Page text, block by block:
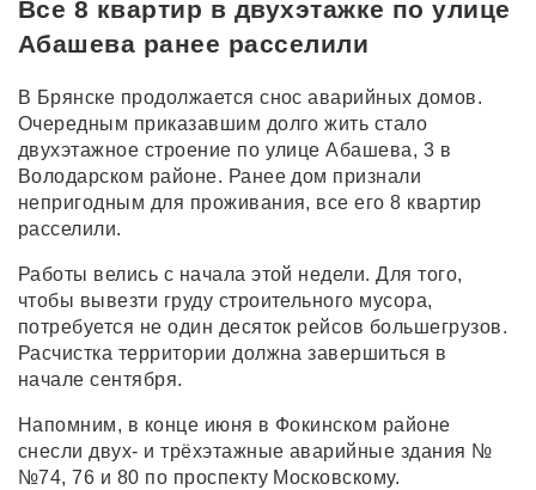
Все 8 квартир в двухэтажке по улице
Абашева ранее расселили
В Брянске продолжается снос аварийных домов.
Очередным приказавшим долго жить стало
двухэтажное строение по улице Абашева, 3 в
Володарском районе. Ранее дом признали
непригодным для проживания, все его 8 квартир
расселили.
Работы велись с начала этой недели. Для того,
чтобы вывезти груду строительного мусора,
потребуется не один десяток рейсов большегрузов.
Расчистка территории должна завершиться в
начале сентября.
Напомним, в конце июня в Фокинском районе
снесли двух- и трёхэтажные аварийные здания №
№74, 76 и 80 по проспекту Московскому.